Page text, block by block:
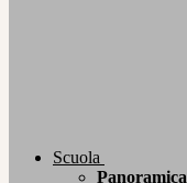
Scuola
Panoramica